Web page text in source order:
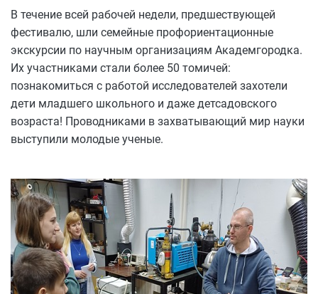
В течение всей рабочей недели, предшествующей
фестивалю, шли семейные профориентационные
экскурсии по научным организациям Академгородка.
Их участниками стали более 50 томичей:
познакомиться с работой исследователей захотели
дети младшего школьного и даже детсадовского
возраста! Проводниками в захватывающий мир науки
выступили молодые ученые.